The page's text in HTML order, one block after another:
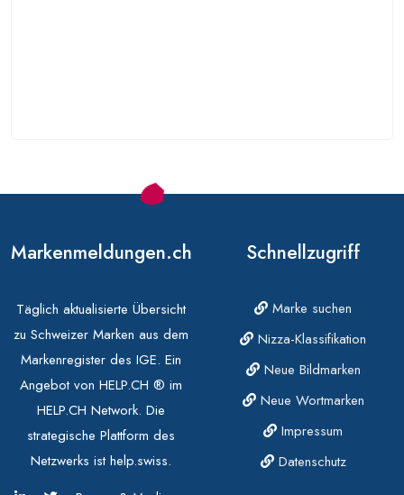
Markenmeldungen.ch
Täglich aktualisierte Übersicht
zu Schweizer Marken aus dem
Markenregister des IGE. Ein
Angebot von HELP.CH ® im
HELP.CH Network. Die
strategische Plattform des
Netzwerks ist help.swiss.
Schnellzugriff
Marke suchen
Nizza-Klassifikation
Neue Bildmarken
Neue Wortmarken
Impressum
Datenschutz